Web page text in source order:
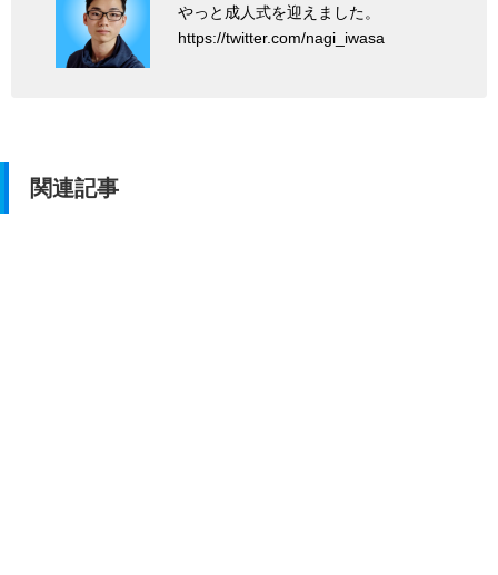
やっと成人式を迎えました。
https://twitter.com/nagi_iwasa
関連記事